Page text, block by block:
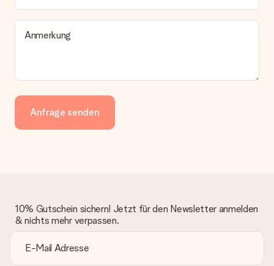
Anmerkung
Anfrage senden
10% Gutschein sichern! Jetzt für den Newsletter anmelden
& nichts mehr verpassen.